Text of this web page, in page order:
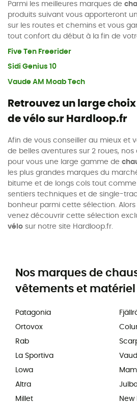
Parmi les meilleures marques de
produits suivant vous apporteront
sur les routes et chemins et vous
tout confort du début à la fin de
Five Ten Freerider
Sidi Genius 10
Vaude AM Moab Tech
Retrouvez un large
de vélo sur Hardloop.fr
Afin de vous conseiller au mieux et
de belles aventures sur 2 roues,
pour vous une large gamme de
les plus grandes marques du
bitume et de longs cols tout
sentiers techniques et de single-
bonheur parmi cette sélection. Alors
venez découvrir cette sélection
vélo sur notre site Hardloop.fr.
Nos marques de
vêtements et matériel
Patagonia
Ortovox
Rab
La Sportiva
Lowa
Altra
Millet